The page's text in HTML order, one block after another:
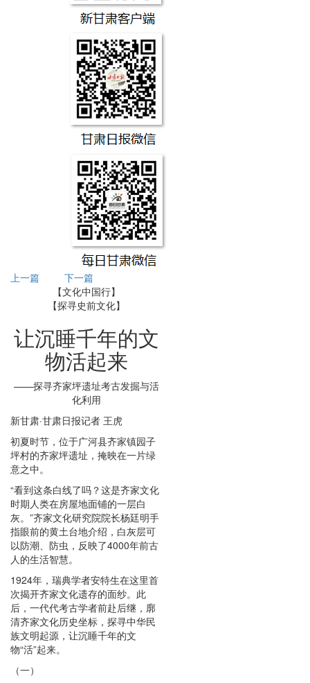
上一篇
下一篇
【文化中国行】
【探寻史前文化】
让沉睡千年的文
物活起来
——探寻齐家坪遗址考古发掘与活
化利用
新甘肃·甘肃日报记者 王虎
初夏时节，位于广河县齐家镇园子
坪村的齐家坪遗址，掩映在一片绿
意之中。
“看到这条白线了吗？这是齐家文化
时期人类在房屋地面铺的一层白
灰。”齐家文化研究院院长杨廷明手
指眼前的黄土台地介绍，白灰层可
以防潮、防虫，反映了4000年前古
人的生活智慧。
1924年，瑞典学者安特生在这里首
次揭开齐家文化遗存的面纱。此
后，一代代考古学者前赴后继，廓
清齐家文化历史坐标，探寻中华民
族文明起源，让沉睡千年的文
物“活”起来。
（一）